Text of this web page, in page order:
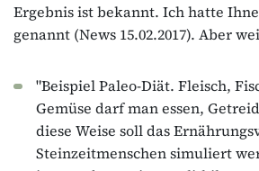
Ergebnis ist bekannt. Ich hatte
genannt (News 15.02.2017). Aber
"Beispiel Paleo-Diät. Fleisch,
Gemüse darf man essen,
diese Weise soll das
Steinzeitmenschen simuliert